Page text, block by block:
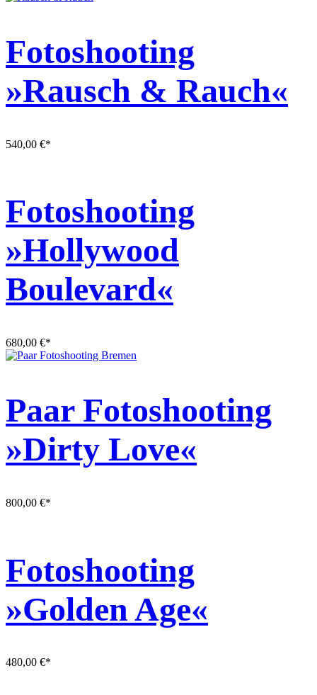
Fotoshooting
»Rausch & Rauch«
540,00 €*
Fotoshooting
»Hollywood
Boulevard«
680,00 €*
Paar Fotoshooting
»Dirty Love«
800,00 €*
Fotoshooting
»Golden Age«
480,00 €*